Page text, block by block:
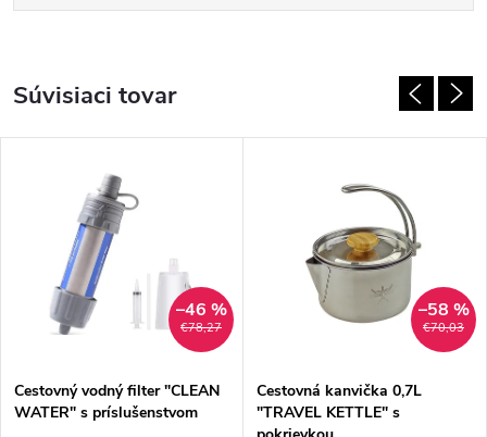
Súvisiaci tovar
€78,27
–46 %
Cestovný vodný filter "CLEAN
WATER" s príslušenstvom
€70,03
–58 %
Cestovná kanvička 0,7L
"TRAVEL KETTLE" s